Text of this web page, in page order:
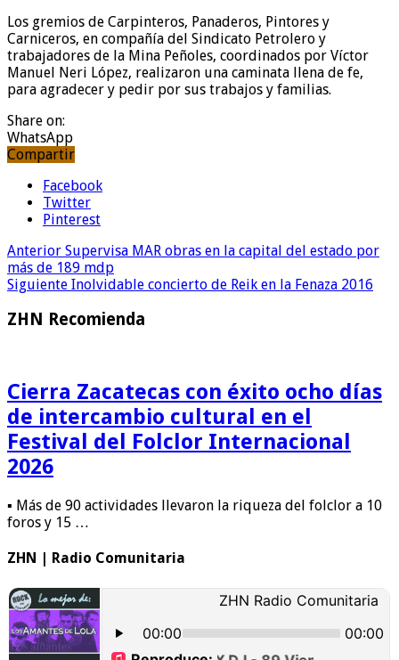
Los gremios de Carpinteros, Panaderos, Pintores y
Carniceros, en compañía del Sindicato Petrolero y
trabajadores de la Mina Peñoles, coordinados por Víctor
Manuel Neri López, realizaron una caminata llena de fe,
para agradecer y pedir por sus trabajos y familias.
Share on:
WhatsApp
Compartir
Facebook
Twitter
Pinterest
Anterior Supervisa MAR obras en la capital del estado por
más de 189 mdp
Siguiente Inolvidable concierto de Reik en la Fenaza 2016
ZHN Recomienda
Cierra Zacatecas con éxito ocho días
de intercambio cultural en el
Festival del Folclor Internacional
2026
▪ Más de 90 actividades llevaron la riqueza del folclor a 10
foros y 15 …
ZHN | Radio Comunitaria